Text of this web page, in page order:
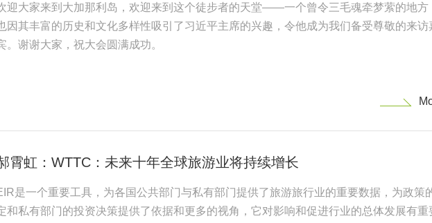
迎大家来到大加那利岛，欢迎来到这个徒步者的天堂——一个曾令三毛魂牵梦萦的地方
因其丰富的历史和文化多样性吸引了习近平主席的兴趣，令他成为我们备受尊敬的来访
。谢谢大家，祝大会圆满成功。
霄虹：WTTC：未来十年全球旅游业将持续增长
是一个重要工具，为各国公共部门与私有部门提供了旅游旅行业的重要数据，为政策
和私有部门的投资决策提供了依据和更多的视角，它对影响和促进行业的总体发展有重